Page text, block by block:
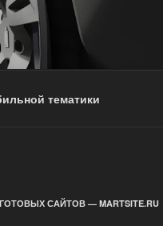
тематики
САЙТОВ — MARTSITE.RU